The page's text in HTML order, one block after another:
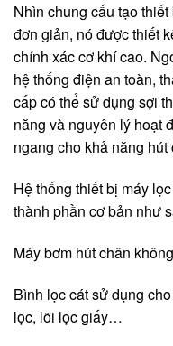
Nhìn chung cấu tạo
đơn giản, nó được thiết
chính xác cơ khí cao.
hệ thống điện an toàn,
cấp có thể sử dụng sợi
năng và nguyên lý hoạt
ngang cho khả năng hút
Hệ thống thiết bị máy
thành phần cơ bản như
Máy bơm hút chân không
Bình lọc cát sử dụng
lọc, lõi lọc giấy…